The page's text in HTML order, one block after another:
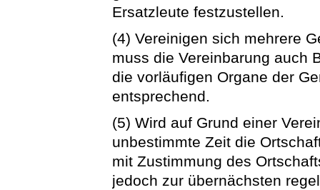
Ersatzleute festzustellen.
(4) Vereinigen sich mehrere
muss die Vereinbarung auch
die vorläufigen Organe der
entsprechend.
(5) Wird auf Grund einer
unbestimmte Zeit die
mit Zustimmung des
jedoch zur übernächsten